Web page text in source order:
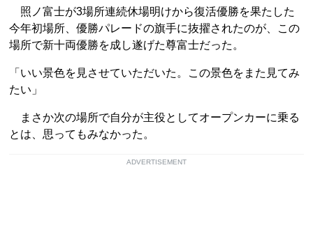
照ノ富士が3場所連続休場明けから復活優勝を果たした
今年初場所、優勝パレードの旗手に抜擢されたのが、この
場所で新十両優勝を成し遂げた尊富士だった。
「いい景色を見させていただいた。この景色をまた見てみ
たい」
まさか次の場所で自分が主役としてオープンカーに乗る
とは、思ってもみなかった。
ADVERTISEMENT